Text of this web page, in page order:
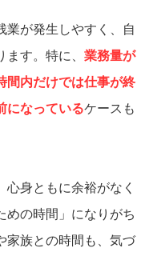
業が発生しやすく、自
す。特に、 業務量が
間内だけでは仕事が終
になっているケースも
身ともに余裕がなく
めの時間」になりがち
家族との時間も、気づ